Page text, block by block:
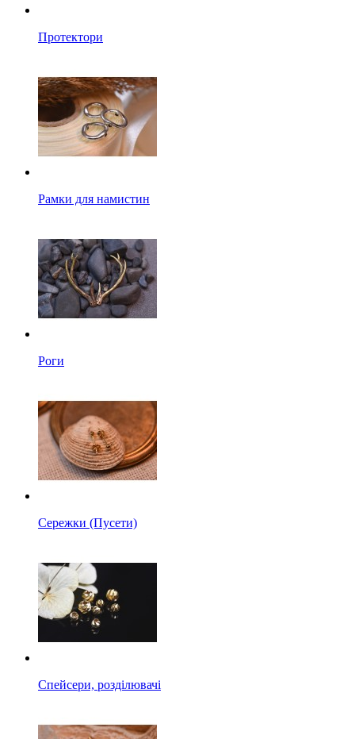
Протектори
Рамки для намистин
Роги
Сережки (Пусети)
Спейсери, розділювачі